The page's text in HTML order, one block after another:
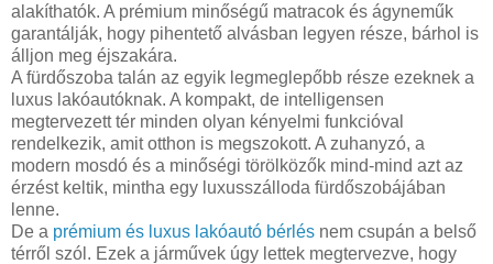
alakíthatók. A prémium minőségű matracok és ágyneműk
garantálják, hogy pihentető alvásban legyen része, bárhol is
álljon meg éjszakára.
A fürdőszoba talán az egyik legmeglepőbb része ezeknek a
luxus lakóautóknak. A kompakt, de intelligensen
megtervezett tér minden olyan kényelmi funkcióval
rendelkezik, amit otthon is megszokott. A zuhanyzó, a
modern mosdó és a minőségi törölközők mind-mind azt az
érzést keltik, mintha egy luxusszálloda fürdőszobájában
lenne.
De a prémium és luxus lakóautó bérlés nem csupán a belső
térről szól. Ezek a járművek úgy lettek megtervezve, hogy